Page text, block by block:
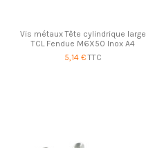
Vis métaux Tête cylindrique large
TCL Fendue M6X50 Inox A4
5,14 €TTC